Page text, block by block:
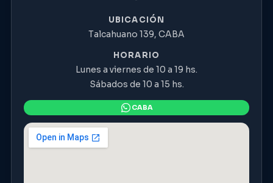
UBICACIÓN
Talcahuano 139, CABA
HORARIO
Lunes a viernes de 10 a 19 hs.
Sábados de 10 a 15 hs.